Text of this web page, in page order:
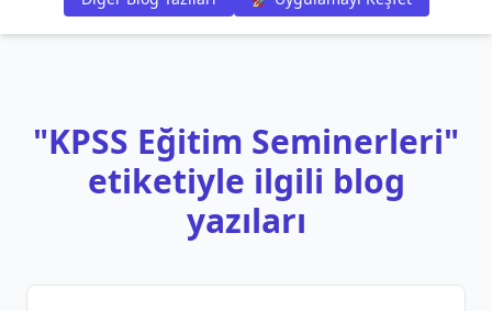
"KPSS Eğitim Seminerleri"
etiketiyle ilgili blog
yazıları